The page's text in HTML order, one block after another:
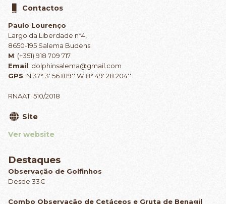
Contactos
Paulo Lourenço
Largo da Liberdade nº4,
8650-195 Salema Budens
M: (+351) 918 709 717
Email: dolphinsalema@gmail.com
GPS: N 37° 3' 56.819'' W 8° 49' 28.204''
RNAAT: 510/2018
Site
Ver website
Destaques
Observação de Golfinhos
Desde 33€
Combo Observação de Cetáceos e Gruta de Benagil